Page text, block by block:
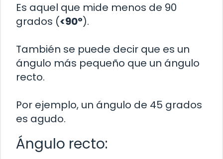
Es aquel que mide menos de 90
grados (<90°).
También se puede decir que es un
ángulo más pequeño que un ángulo
recto.
Por ejemplo, un ángulo de 45 grados
es agudo.
Ángulo recto: